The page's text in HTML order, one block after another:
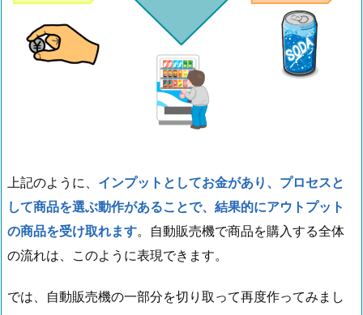
上記のように、 インプットとしてお金があり、プロセスと
して商品を選ぶ動作があることで、結果的にアウトプット
の商品を受け取れます。自動販売機で商品を購入する全体
の流れは、このように表現できます。
では、自動販売機の一部分を切り取って再度作ってみまし